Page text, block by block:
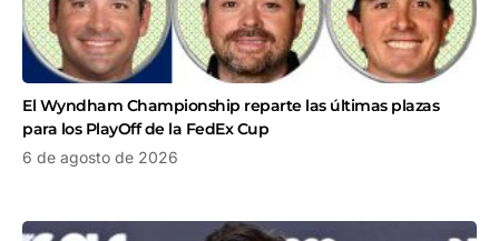
El Wyndham Championship reparte las últimas plazas
para los PlayOff de la FedEx Cup
6 de agosto de 2026